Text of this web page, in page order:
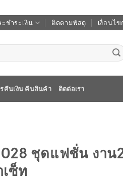
ชำระเงิน ติดตามพัสดุ เงื่อนไ
รคืนเงิน คืนสินค้า ติดต่อเรา
ชุดแฟชั่น งาน
เซ็ท